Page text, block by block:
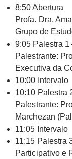
8:50 Abertura
Profa. Dra.
Grupo de
9:05 Palestra
Palestrante:
Executiva da
10:00 Intervalo
10:10 Palestra
Palestrante:
Marchezan
11:05 Intervalo
11:15 Palestra
Participativo e